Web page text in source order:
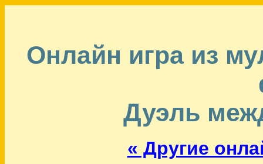
Онлайн игра из
Дуэль
« Другие